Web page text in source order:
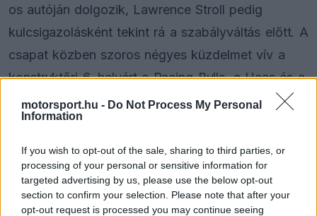
motorsport.hu - Do Not Process My Personal
Information
If you wish to opt-out of the sale, sharing to third parties, or
processing of your personal or sensitive information for
targeted advertising by us, please use the below opt-out
section to confirm your selection. Please note that after your
opt-out request is processed you may continue seeing
os autóján dolgozik, Lawrence Stroll pedig
kulcsigazolásként tekint rá a szabályváltás előtt. A
csapat közben szoros négyes küzdelmet vív a
konstruktőri 6. helyért a Racing Bulls, a Haas és a
Sauber társaságában, mégsem vonták be Neweyt
azonnali, 2025-ös feladatokba, hogy maximálisan
a következő korszakra összpontosíthasson.
Andy Cowell csapatfőnök a BBC Radio 5 Live
Chequered Flag podcastjában üdvözölte a friss